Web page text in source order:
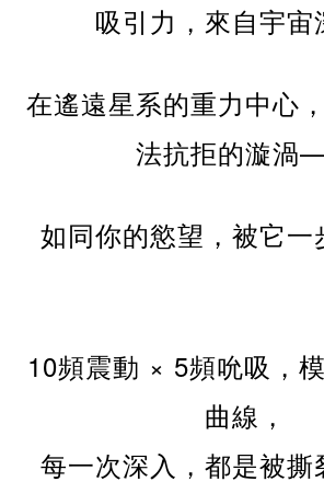
吸引力，來自宇宙
在遙遠星系的重力中心
法抗拒的漩
如同你的慾望，被它一
10頻震動 × 5頻吮吸，
曲線，
每一次深入，都是被撕